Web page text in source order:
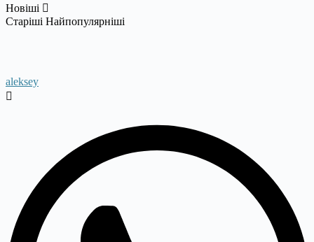
Новіші
Старіші Найпопулярніші
aleksey